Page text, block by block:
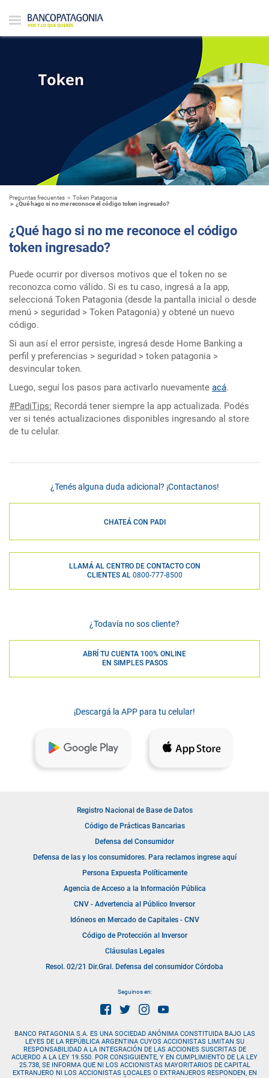
Preguntas frecuentes
Token Patagonia
¿Qué hago si no me reconoce el código token ingresado?
¿Qué hago si no me reconoce el código
token ingresado?
Puede ocurrir por diversos motivos que el token no se
reconozca como válido. Si es tu caso, ingresá a la app,
seleccioná Token Patagonia (desde la pantalla inicial o desde
menú > seguridad > Token Patagonia) y obtené un nuevo
código.
Si aun así el error persiste, ingresá desde Home Banking a
perfil y preferencias > seguridad > token patagonia >
desvincular token.
Luego, seguí los pasos para activarlo nuevamente acá.
#PadiTips: Recordá tener siempre la app actualizada. Podés
ver si tenés actualizaciones disponibles ingresando al store
de tu celular.
¿Tenés alguna duda adicional? ¡Contactanos!
CHATEÁ CON PADI
LLAMÁ AL CENTRO DE CONTACTO CON
CLIENTES AL 0800-777-8500
¿Todavía no sos cliente?
ABRÍ TU CUENTA 100% ONLINE
EN SIMPLES PASOS
¡Descargá la APP para tu celular!
Registro Nacional de Base de Datos
Código de Prácticas Bancarias
Defensa del Consumidor
Defensa de las y los consumidores. Para reclamos ingrese aquí
Persona Expuesta Políticamente
Agencia de Acceso a la Información Pública
CNV - Advertencia al Público Inversor
Idóneos en Mercado de Capitales - CNV
Código de Protección al Inversor
Cláusulas Legales
Resol. 02/21 Dir.Gral. Defensa del consumidor Córdoba
Seguinos en:
BANCO PATAGONIA S.A. ES UNA SOCIEDAD ANÓNIMA CONSTITUIDA BAJO LAS
LEYES DE LA REPÚBLICA ARGENTINA CUYOS ACCIONISTAS LIMITAN SU
RESPONSABILIDAD A LA INTEGRACIÓN DE LAS ACCIONES SUSCRITAS DE
ACUERDO A LA LEY 19.550. POR CONSIGUIENTE, Y EN CUMPLIMIENTO DE LA LEY
25.738, SE INFORMA QUE NI LOS ACCIONISTAS MAYORITARIOS DE CAPITAL
EXTRANJERO NI LOS ACCIONISTAS LOCALES O EXTRANJEROS RESPONDEN, EN